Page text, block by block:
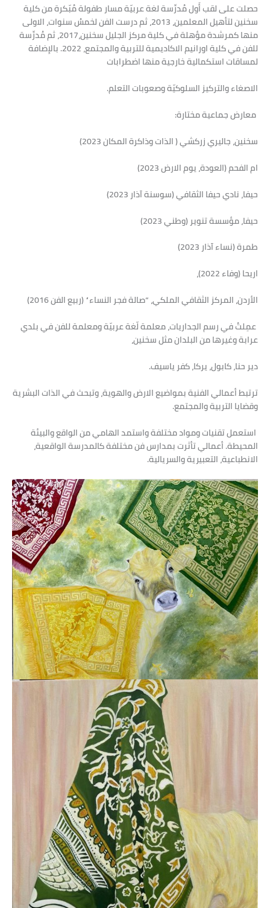
حصلت على لقب أَول مُدرِّسة لغة عربيّة مسار طفولة مُبّكرة من كلية
سخنين لتأهيل المعلمين، 2013، ثم درست الفن لخمسُ سنوات، الاولى
منها كمرشدة مؤهلة في كلية مركز الجليل سخنين،2017، ثم مُدرِّسة
للفن في كلية اورانيم الاكاديمية للتربية والمجتمع، 2022. بالإضافة
لمساقات استكمالية خارجية منها اضطرابات
الاصغاء والتركيز السلوكيّة وصعوبات التعلم.
معارض جماعية مختارة:
سخنين، جاليري زركشي ( الذات وذاكرة المكان 2023)
ام الفحم (العودة، يوم الارض 2023)
حيفا، نادي حيفا الثقافي (سوسنة آذار 2023)
حيفا، مؤسسة تنوير (وطني 2023)
طمرة (نساء آذار 2023)
اريحا (وفاء 2022)،
الأردن، المركز الثقافي الملكي، “صالة فجر النساء” (ربيع الفن 2016)
عمِلتُ في رسم الجداريات، معلمة لّغة عربيّة ومعلمة للفن في بلدي
عرابة وغيرها من البلدان مثل سخنين،
دير حنا، كابول، يركا، كفر ياسيف.
ترتبط أعمالي الفنية بمواضيع الارض والهوية، وتبحث في الذات البشرية
وقضايا التربية والمجتمع.
استعمل تقنيات ومواد مختلفة واستمد الهامي من الواقع والبيئة
المحيطة. أعمالي تأثرت بمدارس فن مختلفة كالمدرسة الواقعية،
الانطباعية، التعبيرية والسريالية.